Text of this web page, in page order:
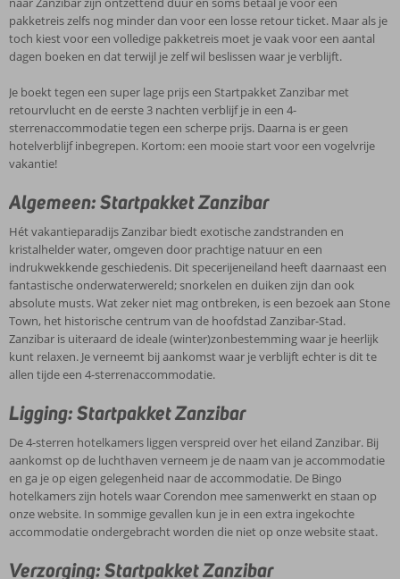
pakketreis zelfs nog minder dan voor een losse retour ticket. Maar als je
toch kiest voor een volledige pakketreis moet je vaak voor een aantal
dagen boeken en dat terwijl je zelf wil beslissen waar je verblijft.
Je boekt tegen een super lage prijs een Startpakket Zanzibar met
retourvlucht en de eerste 3 nachten verblijf je in een 4-
sterrenaccommodatie tegen een scherpe prijs. Daarna is er geen
hotelverblijf inbegrepen. Kortom: een mooie start voor een vogelvrije
vakantie!
Algemeen: Startpakket Zanzibar
Hét vakantieparadijs Zanzibar biedt exotische zandstranden en
kristalhelder water, omgeven door prachtige natuur en een
indrukwekkende geschiedenis. Dit specerijeneiland heeft daarnaast een
fantastische onderwaterwereld; snorkelen en duiken zijn dan ook
absolute musts. Wat zeker niet mag ontbreken, is een bezoek aan Stone
Town, het historische centrum van de hoofdstad Zanzibar-Stad.
Zanzibar is uiteraard de ideale (winter)zonbestemming waar je heerlijk
kunt relaxen. Je verneemt bij aankomst waar je verblijft echter is dit te
allen tijde een 4-sterrenaccommodatie.
Ligging: Startpakket Zanzibar
De 4-sterren hotelkamers liggen verspreid over het eiland Zanzibar. Bij
aankomst op de luchthaven verneem je de naam van je accommodatie
en ga je op eigen gelegenheid naar de accommodatie. De Bingo
hotelkamers zijn hotels waar Corendon mee samenwerkt en staan op
onze website. In sommige gevallen kun je in een extra ingekochte
accommodatie ondergebracht worden die niet op onze website staat.
Verzorging: Startpakket Zanzibar